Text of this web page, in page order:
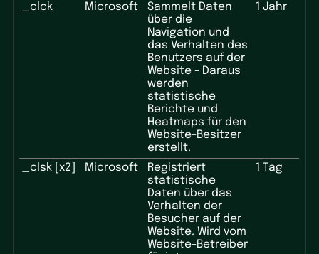
_clck Microsoft
Sammelt Daten
über die
Navigation und
das Verhalten des
Benutzers auf der
Website - Daraus
werden
statistische
Berichte und
Heatmaps für den
Website-Besitzer
erstellt.
1 Jahr
_clsk [x2] Microsoft
Registriert
statistische
Daten über das
Verhalten der
Besucher auf der
Website. Wird vom
Website-Betreiber
1 Tag